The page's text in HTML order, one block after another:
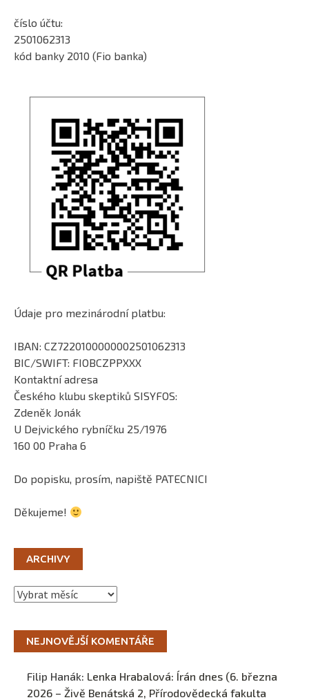
číslo účtu:
2501062313
kód banky 2010 (Fio banka)
Údaje pro mezinárodní platbu:
IBAN: CZ7220100000002501062313
BIC/SWIFT: FIOBCZPPXXX
Kontaktní adresa
Českého klubu skeptiků SISYFOS:
Zdeněk Jonák
U Dejvického rybníčku 25/1976
160 00 Praha 6
Do popisku, prosím, napiště PATECNICI
Děkujeme!
ARCHIVY
Archivy
NEJNOVĚJŠÍ KOMENTÁŘE
Filip Hanák: Lenka Hrabalová: Írán dnes (6. března
2026 – Živě Benátská 2, Přírodovědecká fakulta